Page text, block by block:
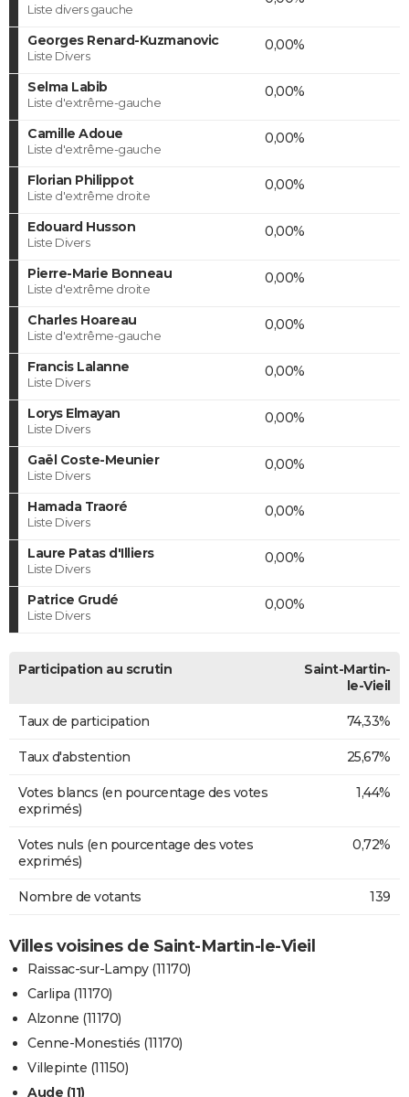
Liste divers gauche
Georges Renard-Kuzmanovic
Liste Divers
0,00%
Selma Labib
Liste d'extrême-gauche
0,00%
Camille Adoue
Liste d'extrême-gauche
0,00%
Florian Philippot
Liste d'extrême droite
0,00%
Edouard Husson
Liste Divers
0,00%
Pierre-Marie Bonneau
Liste d'extrême droite
0,00%
Charles Hoareau
Liste d'extrême-gauche
0,00%
Francis Lalanne
Liste Divers
0,00%
Lorys Elmayan
Liste Divers
0,00%
Gaël Coste-Meunier
Liste Divers
0,00%
Hamada Traoré
Liste Divers
0,00%
Laure Patas d'Illiers
Liste Divers
0,00%
Patrice Grudé
Liste Divers
0,00%
Participation au scrutin
Saint-Martin-
le-Vieil
Taux de participation 74,33%
Taux d'abstention 25,67%
Votes blancs (en pourcentage des votes
exprimés)
1,44%
Votes nuls (en pourcentage des votes
exprimés)
0,72%
Nombre de votants 139
Villes voisines de Saint-Martin-le-Vieil
Raissac-sur-Lampy (11170)
Carlipa (11170)
Alzonne (11170)
Cenne-Monestiés (11170)
Villepinte (11150)
Aude (11)